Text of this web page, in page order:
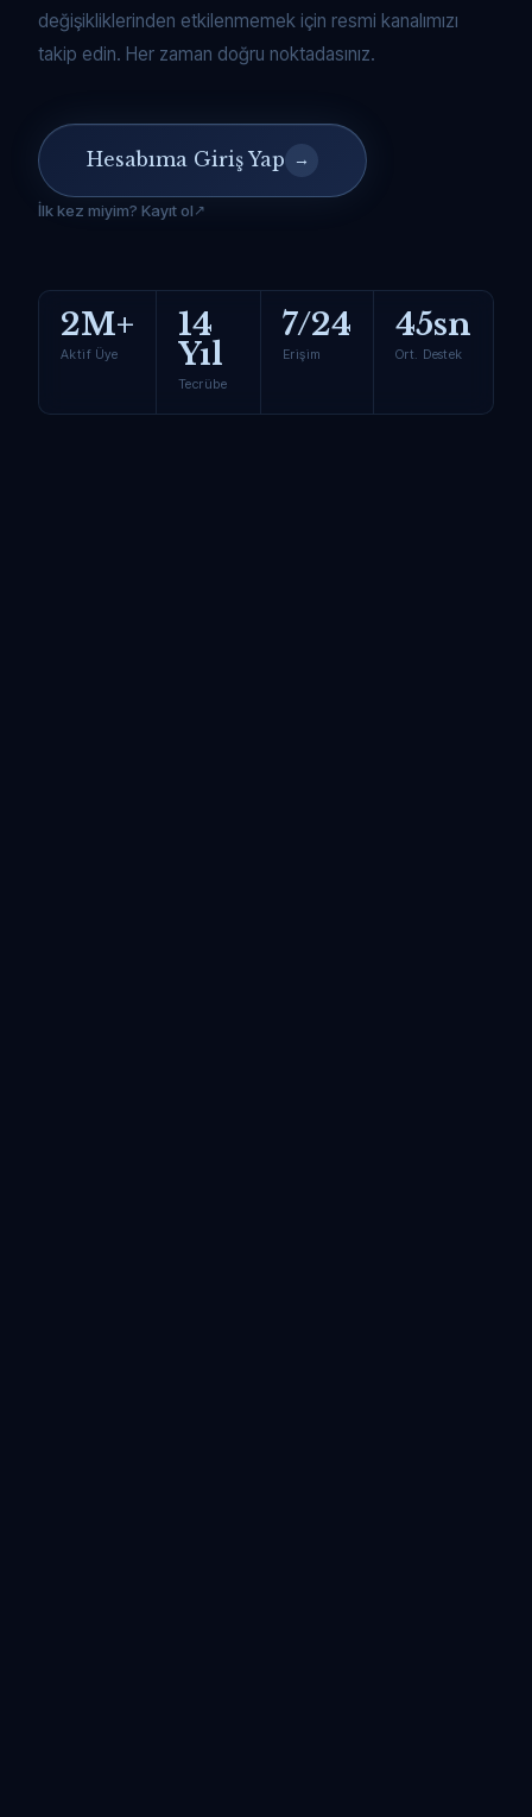
değişikliklerinden etkilenmemek için resmi kanalımızı
takip edin. Her zaman doğru noktadasınız.
Hesabıma Giriş Yap →
İlk kez miyim? Kayıt ol
2M+
Aktif Üye
14
Yıl
Tecrübe
7/24
Erişim
45sn
Ort. Destek